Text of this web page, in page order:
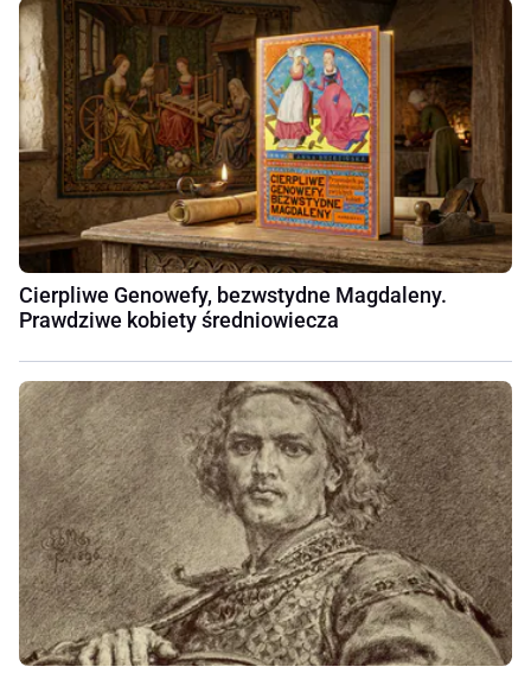
Cierpliwe Genowefy, bezwstydne Magdaleny.
Prawdziwe kobiety średniowiecza